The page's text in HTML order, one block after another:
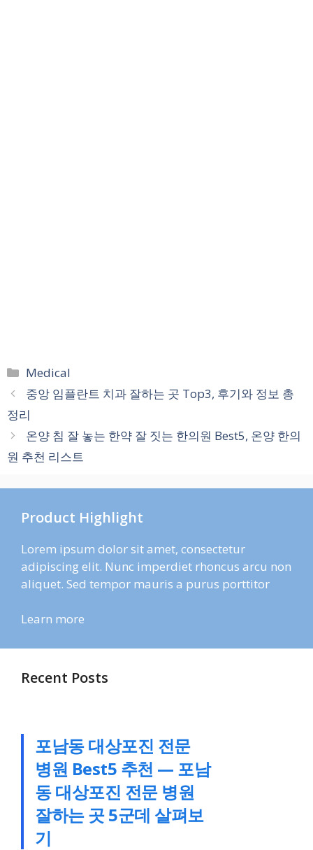
카
테
고
리
Medical
중앙 임플란트 치과 잘하는 곳 Top3, 후기와 정보 총
정리
온양 침 잘 놓는 한약 잘 짓는 한의원 Best5, 온양 한의
원 추천 리스트
Product Highlight
Lorem ipsum dolor sit amet, consectetur
adipiscing elit. Nunc imperdiet rhoncus arcu non
aliquet. Sed tempor mauris a purus porttitor
Learn more
Recent Posts
포남동 대상포진 전문
병원 Best5 추천 — 포남
동 대상포진 전문 병원
잘하는 곳 5군데 살펴보
기